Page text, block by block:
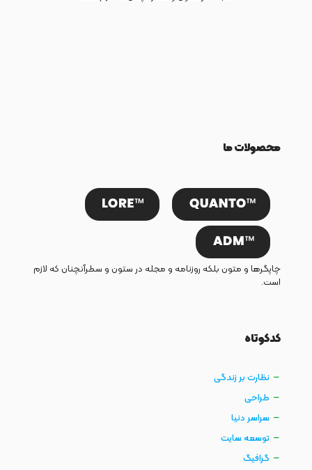
محصولات ما
چاپگرها و متون بلکه روزنامه و مجله در ستون و سطرآنچنان که لازم
است.
کدکوتاه
نظارت بر زندگی
طراحی
سراسر دنیا
توسعه سایت
گرافیگ